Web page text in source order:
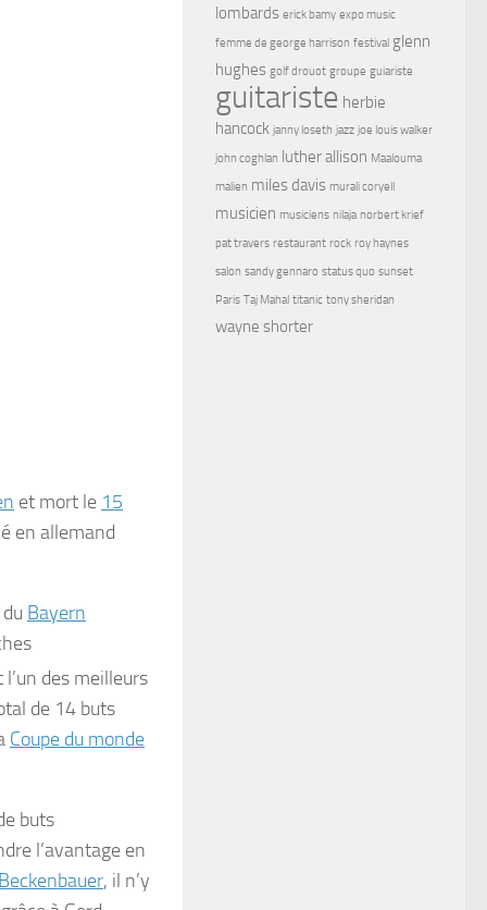
et mort le 15
en allemand
Bayern
l’un des meilleurs
de 14 buts
Coupe du monde
buts
l’avantage en
, il n’y
lombards erick bamy expo music
femme de george harrison festival glenn
hughes golf drouot groupe guiariste
guitariste herbie
hancock janny loseth jazz joe louis walker
john coghlan luther allison Maalouma
malien miles davis murali coryell
musicien musiciens nilaja norbert krief
pat travers restaurant rock roy haynes
salon sandy gennaro status quo sunset
Paris Taj Mahal titanic tony sheridan
wayne shorter